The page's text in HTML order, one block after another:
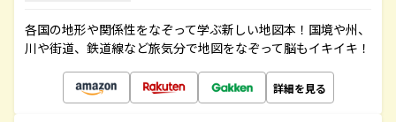
各国の地形や関係性をなぞって学ぶ新しい地図本！国境や州、
川や街道、鉄道線など旅気分で地図をなぞって脳もイキイキ！
詳細を見る